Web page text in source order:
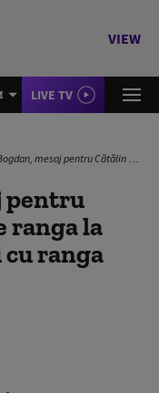
VIEW
LIVE TV
pentru Cătălin Drulă: Să lase ranga la ușă. Nu poți construi cu ranga
pentru
ranga la
ranga